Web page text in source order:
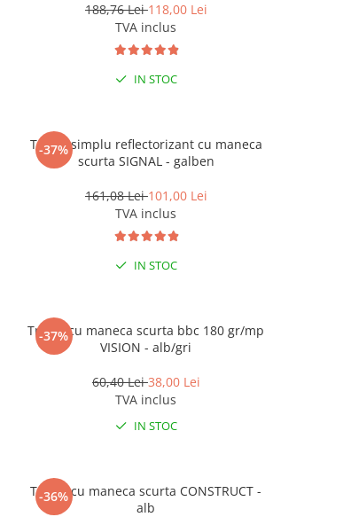
188,76 Lei118,00 Lei
TVA inclus
IN STOC
-37%
Tricou simplu reflectorizant cu maneca
scurta SIGNAL - galben
161,08 Lei101,00 Lei
TVA inclus
IN STOC
-37%
Tricou cu maneca scurta bbc 180 gr/mp
VISION - alb/gri
60,40 Lei38,00 Lei
TVA inclus
IN STOC
-36%
Tricou cu maneca scurta CONSTRUCT -
alb